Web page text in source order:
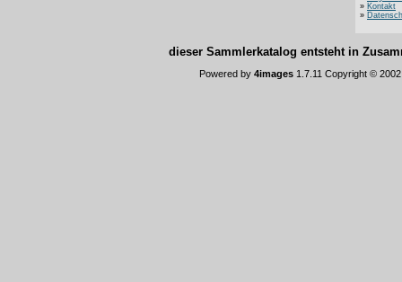
» Kontakt
»
dieser Sammlerkatalog entsteht in
Powered by 4images 1.7.11 Copyright ©